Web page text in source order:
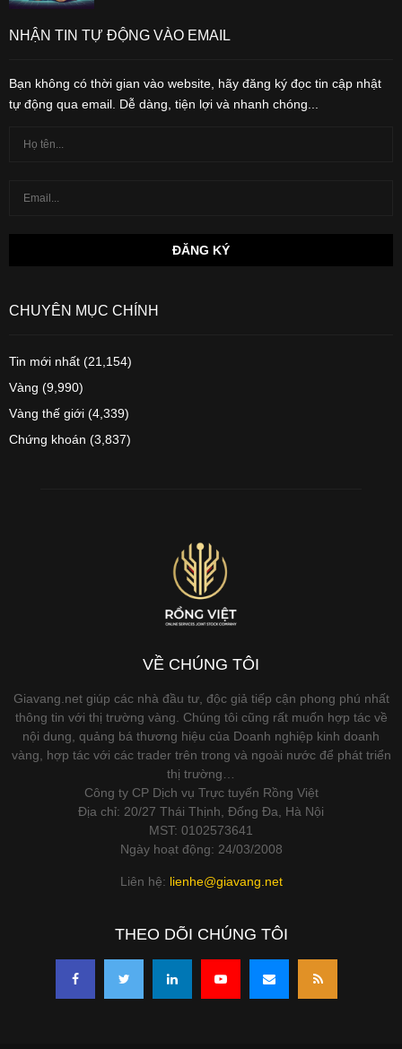
NHẬN TIN TỰ ĐỘNG VÀO EMAIL
Bạn không có thời gian vào website, hãy đăng ký đọc tin cập nhật
tự động qua email. Dễ dàng, tiện lợi và nhanh chóng...
CHUYÊN MỤC CHÍNH
Tin mới nhất (21,154)
Vàng (9,990)
Vàng thế giới (4,339)
Chứng khoán (3,837)
VỀ CHÚNG TÔI
Giavang.net giúp các nhà đầu tư, độc giả tiếp cận phong phú nhất
thông tin với thị trường vàng. Chúng tôi cũng rất muốn hợp tác về
nội dung, quảng bá thương hiệu của Doanh nghiệp kinh doanh
vàng, hợp tác với các trader trên trong và ngoài nước để phát triển
thị trường…
Công ty CP Dịch vụ Trực tuyến Rồng Việt
Địa chỉ: 20/27 Thái Thịnh, Đống Đa, Hà Nội
MST: 0102573641
Ngày hoạt động: 24/03/2008
Liên hệ: lienhe@giavang.net
THEO DÕI CHÚNG TÔI